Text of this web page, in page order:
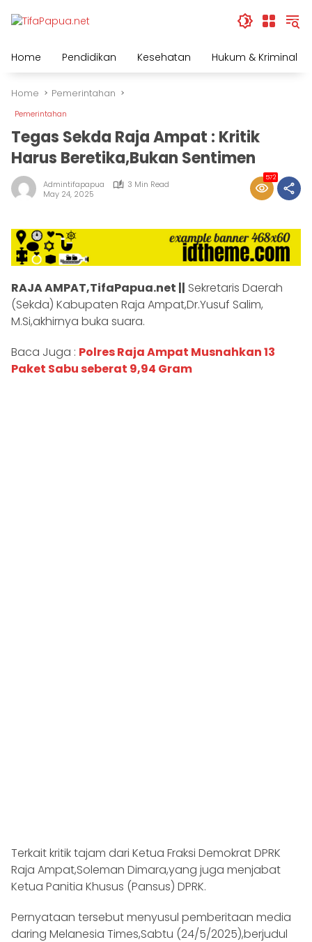
Home
Pendidikan Kesehatan Hukum & Kriminal
Home Pemerintahan
Pemerintahan
Tegas Sekda Raja Ampat : Kritik
Harus Beretika,Bukan Sentimen
Admintifapapua
3 Min Read
May 24, 2025
572
RAJA AMPAT,TifaPapua.net || Sekretaris Daerah
(Sekda) Kabupaten Raja Ampat,Dr.Yusuf Salim,
M.Si,akhirnya buka suara.
Baca Juga : Polres Raja Ampat Musnahkan 13
Paket Sabu seberat 9,94 Gram
Terkait kritik tajam dari Ketua Fraksi Demokrat DPRK
Raja Ampat,Soleman Dimara,yang juga menjabat
Ketua Panitia Khusus (Pansus) DPRK.
Pernyataan tersebut menyusul pemberitaan media
daring Melanesia Times,Sabtu (24/5/2025),berjudul